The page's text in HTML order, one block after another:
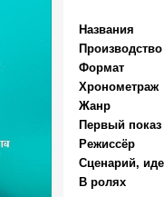
Названия
Производство
Формат
Хронометраж
Жанр
Первый показ
Режиссёр
Сценарий,
В ролях